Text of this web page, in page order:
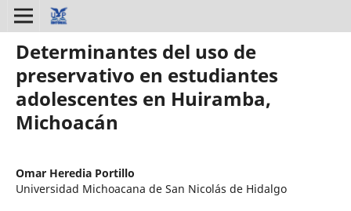
Determinantes del uso de
preservativo en estudiantes
adolescentes en Huiramba,
Michoacán
Omar Heredia Portillo
Universidad Michoacana de San Nicolás de Hidalgo